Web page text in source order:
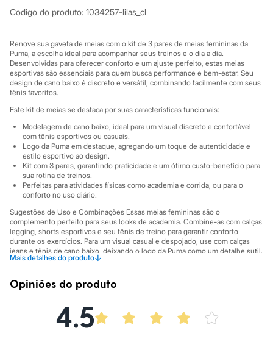
Marcas
City
Mindset
Sawary
Yessica
Moda esportiva
Acessórios
Blusas
Calçados
Shorts e Bermudas
Tops
Moda íntima
Calcinhas
Cintas e Modeladores
Meias
Pijamas
Sutiãs e Tops
Moda praia
Biquínis
Maiôs
Saídas de praia
Personagens
Blusas e Camisetas
Calças
Casacos e Jaquetas
Moda esportiva
Codigo do produto: 1034257-lilas_cl
Renove sua gaveta de meias com o kit de 3 pares de meias femininas da
Puma, a escolha ideal para acompanhar seus treinos e o dia a dia.
Desenvolvidas para oferecer conforto e um ajuste perfeito, estas meias
esportivas são essenciais para quem busca performance e bem-estar. Seu
design de cano baixo é discreto e versátil, combinando facilmente com seus
tênis favoritos.
Este kit de meias se destaca por suas características funcionais:
Modelagem de cano baixo, ideal para um visual discreto e confortável
com tênis esportivos ou casuais.
Logo da Puma em destaque, agregando um toque de autenticidade e
estilo esportivo ao design.
Kit com 3 pares, garantindo praticidade e um ótimo custo-benefício para
sua rotina de treinos.
Perfeitas para atividades físicas como academia e corrida, ou para o
conforto no uso diário.
Sugestões de Uso e Combinações Essas meias femininas são o
complemento perfeito para seus looks de academia. Combine-as com calças
legging, shorts esportivos e seu tênis de treino para garantir conforto
durante os exercícios. Para um visual casual e despojado, use com calças
jeans e tênis de cano baixo, deixando o logo da Puma como um detalhe sutil.
São peças versáteis que se adaptam a diferentes momentos, da esteira ao
A gente se encontra na C&A! ❤
Mais detalhes do produto↓
Informacoes gerais:
Material
Algodão
Lilás
Opiniões do produto
4.5